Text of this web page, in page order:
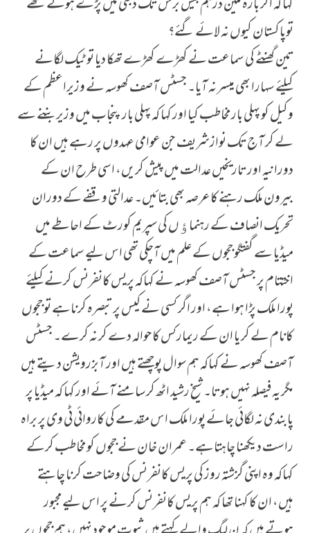
توپاکستان کیوں نہ لائے گئے؟
تین گھنٹے کی سماعت نے کھڑے کھڑے تھکا دیا تو ٹیک لگانے
کیلئے سہارا بھی میسر نہ آیا۔ جسٹس آصف کھوسہ نے وزیراعظم کے
وکیل کو پہلی بار مخاطب کیا اور کہا کہ پہلی بار پنجاب میں وزیربننے سے
لے کر آج تک نوازشریف جن عوامی عہدوں پر رہے ہیں ان کا
دورانیہ اور تاریخیں عدالت میں پیش کریں، اسی طرح ان کے
بیرون ملک رہنے کاعرصہ بھی بتائیں۔ عدالتی وقفے کے دوران
تحریک انصاف کے رہنماﺅں کی سپریم کورٹ کے احاطے میں
میڈیا سے گفتگو ججوں کے علم میں آچکی تھی اس لیے سماعت کے
اختتام پر جسٹس آصف کھوسہ نے کہاکہ پریس کانفرنس کرنے کیلئے
پورا ملک پڑا ہوا ہے، اور اگر کسی نے کیس پر تبصرہ کرناہے تو ججوں
کانام لے کر یا ان کے ریمارکس کاحوالہ دے کر نہ کرے۔ جسٹس
آصف کھوسہ نے کہاکہ ہم سوال پوچھتے ہیں اور آبزرویشن دیتے ہیں
مگر یہ فیصلہ نہیں ہوتا۔ شیخ رشید اٹھ کر سامنے آئے اور کہا کہ میڈیا پر
پابندی نہ لگائی جائے پورا ملک اس مقدمے کی کاروائی ٹی وی پر براہ
راست دیکھنا چاہتاہے۔ عمران خان نے ججوں کو مخاطب کرکے
کہاکہ وہ اپنی گزشتہ روز کی پریس کانفرنس کی وضاحت کرنا چاہتے
ہیں، ان کا کہنا تھا کہ ہم پریس کانفرنس کرنے پر اس لیے مجبور